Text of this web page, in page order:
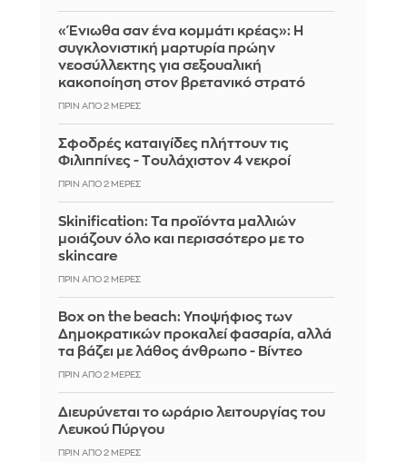
«Ένιωθα σαν ένα κομμάτι κρέας»: Η
συγκλονιστική μαρτυρία πρώην
νεοσύλλεκτης για σεξουαλική
κακοποίηση στον βρετανικό στρατό
ΠΡΙΝ ΑΠΌ 2 ΜΈΡΕΣ
Σφοδρές καταιγίδες πλήττουν τις
Φιλιππίνες - Tουλάχιστον 4 νεκροί
ΠΡΙΝ ΑΠΌ 2 ΜΈΡΕΣ
Skinification: Τα προϊόντα μαλλιών
μοιάζουν όλο και περισσότερο με το
skincare
ΠΡΙΝ ΑΠΌ 2 ΜΈΡΕΣ
Box on the beach: Υποψήφιος των
Δημοκρατικών προκαλεί φασαρία, αλλά
τα βάζει με λάθος άνθρωπο - Βίντεο
ΠΡΙΝ ΑΠΌ 2 ΜΈΡΕΣ
Διευρύνεται το ωράριο λειτουργίας του
Λευκού Πύργου
ΠΡΙΝ ΑΠΌ 2 ΜΈΡΕΣ